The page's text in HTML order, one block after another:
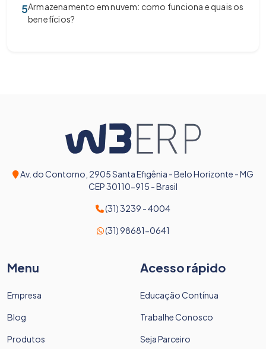
5Armazenamento em nuvem: como funciona e quais os
benefícios?
Av. do Contorno, 2905 Santa Efigênia - Belo Horizonte - MG
CEP 30110-915 - Brasil
(31) 3239 - 4004
(31) 98681-0641
Menu
Empresa
Blog
Produtos
Acesso rápido
Educação Contínua
Trabalhe Conosco
Seja Parceiro